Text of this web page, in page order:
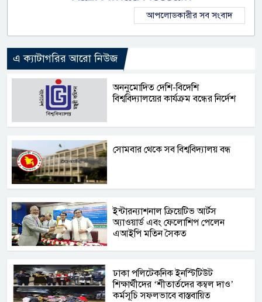
আপলোডকারীর সব সংবাদ
এ ক্যাটাগরির আরো নিউজ
অননুমোদিত দেশি-বিদেশি
বিশ্ববিদ্যালয়ের কার্যক্রম বন্ধের নির্দেশ
সোমবার থেকে সব বিশ্ববিদ্যালয় বন্ধ
ইন্টারন্যাশনাল ক্রিয়েটিভ আর্টস
অ্যাওয়ার্ড এবং ফেলোশিপ পেলেন
এআইপি মতিন সৈকত
ঢাকা পলিটেকনিক ইনস্টিটিউট
শিক্ষার্থীদের ‘শীতার্তদের কম্বল দাও’
কর্মসূচি সফলভাবে বাস্তবায়িত